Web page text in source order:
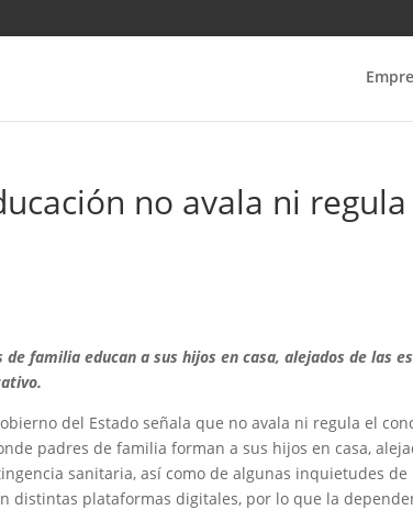
no avala ni regula
familia educan a sus hijos en casa, alejados de las
del Estado señala que no avala ni regula el
padres de familia forman a sus hijos en casa,
sanitaria, así como de algunas inquietudes
distintas plataformas digitales, por lo que la